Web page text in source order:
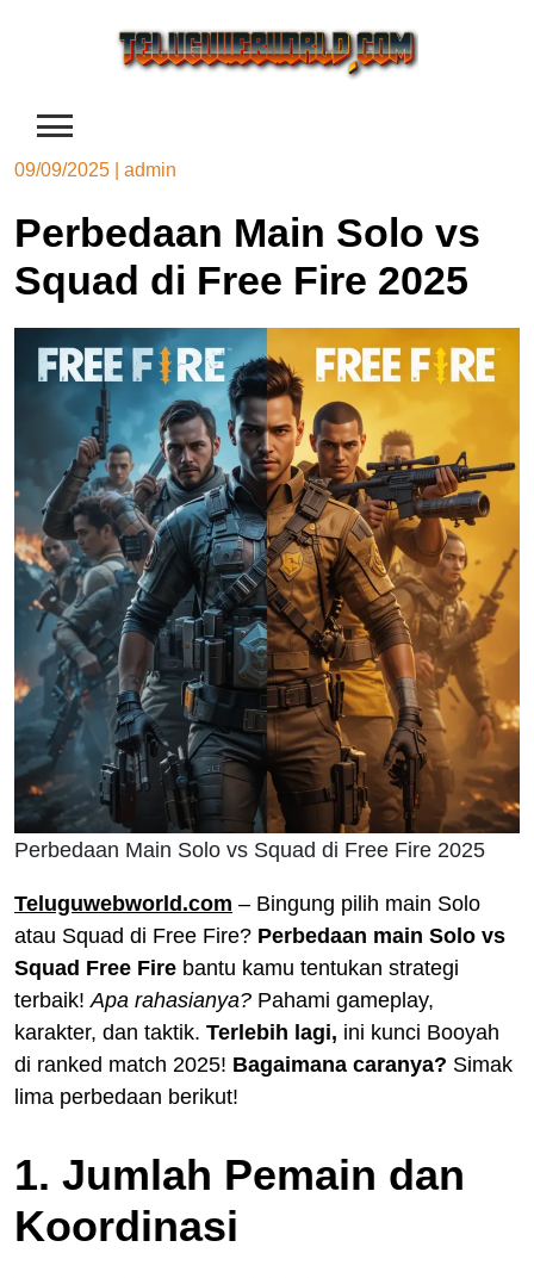
09/09/2025 admin
Perbedaan Main Solo vs
Squad di Free Fire 2025
Perbedaan Main Solo vs Squad di Free Fire 2025
Teluguwebworld.com – Bingung pilih main Solo
atau Squad di Free Fire? Perbedaan main Solo vs
Squad Free Fire bantu kamu tentukan strategi
terbaik!Apa rahasianya? Pahami gameplay,
karakter, dan taktik. Terlebih lagi, ini kunci Booyah
di ranked match 2025! Bagaimana caranya? Simak
lima perbedaan berikut!
1. Jumlah Pemain dan
Koordinasi